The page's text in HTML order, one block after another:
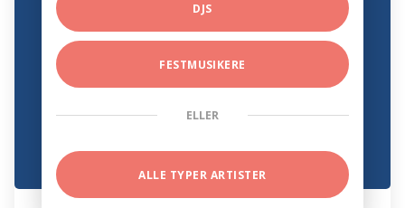
DJS
FESTMUSIKERE
ELLER
ALLE TYPER ARTISTER